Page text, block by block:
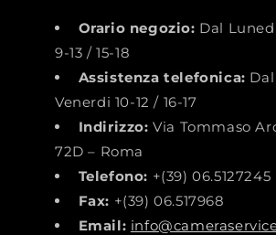
Orario negozio: Dal
9-13 / 15-18
Assistenza telefonica:
Venerdi 10-12 / 16-17
Indirizzo: Via Tommaso
72D – Roma
Telefono: +(39) 06.5127245
Fax: +(39) 06.517968
Email: